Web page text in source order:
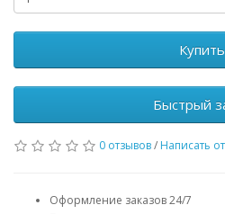
Купить
Быстрый
0 отзывов/ Написать
Оформление заказов 24/7